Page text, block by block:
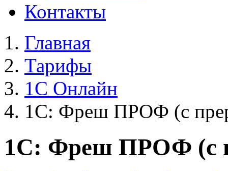
Контакты
Главная
Тарифы
1С Онлайн
1С: Фреш ПРОФ (с
1С: Фреш ПРОФ (с